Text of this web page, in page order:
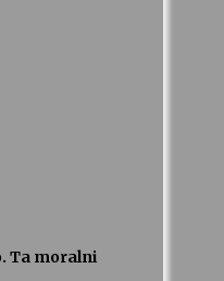
Ta moralni